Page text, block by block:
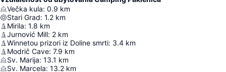
Večka kula: 0.9 km
Stari Grad: 1.2 km
Mirila: 1.8 km
Jurnović Mill: 2 km
Winnetou prizori iz Doline smrti: 3.4 km
Modrič Cave: 7.9 km
Sv. Marija: 13.1 km
Sv. Marcela: 13.2 km